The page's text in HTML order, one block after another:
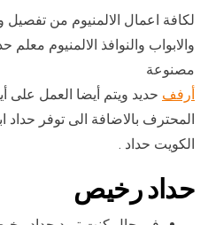
لكافة اعمال الالمنيوم من
والابواب والنوافذ الالمنيوم معلم
مصنوعة
أرفف حديد ويتم أيضا العمل على
المحترف بالاضافة الى توفر حداد
الكويت حداد .
حداد رخيص